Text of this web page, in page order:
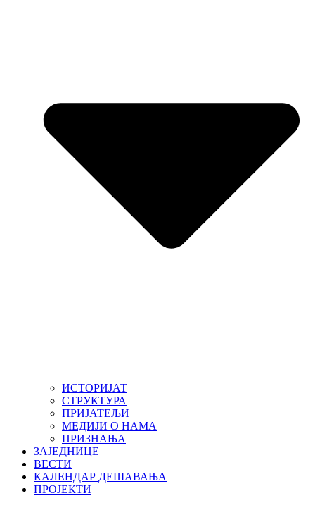
ИСТОРИЈАТ
СТРУКТУРА
ПРИЈАТЕЉИ
МЕДИЈИ О НАМА
ПРИЗНАЊА
ЗАЈЕДНИЦЕ
ВЕСТИ
КАЛЕНДАР ДЕШАВАЊА
ПРОЈЕКТИ